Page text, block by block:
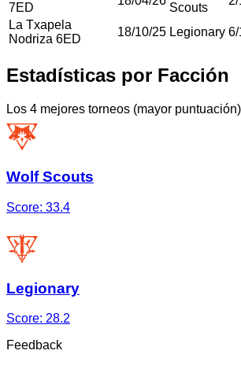
7ED
Scouts
La Txapela
Nodriza 6ED
18/10/25 Legionary 6/
Estadísticas por Facción
Los 4 mejores torneos (mayor
Wolf Scouts
Score: 33.4
Legionary
Score: 28.2
Feedback